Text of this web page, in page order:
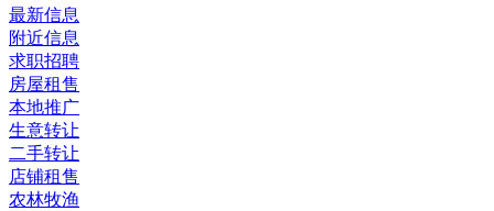
最新信息
附近信息
求职招聘
房屋租售
本地推广
生意转让
二手转让
店铺租售
农林牧渔